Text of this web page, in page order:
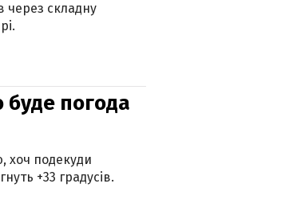
через складну
буде погода
хоч подекуди
+33 градусів.